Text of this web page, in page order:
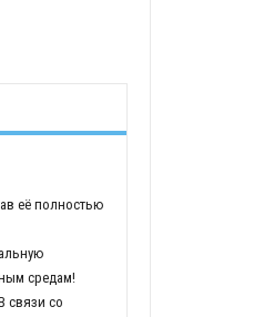
её полностью
средам!
связи со